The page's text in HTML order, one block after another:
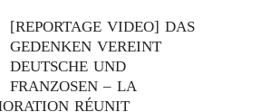
[REPORTAGE VIDEO] DAS
GEDENKEN VEREINT
DEUTSCHE UND
FRANZOSEN – LA
RÉUNIT